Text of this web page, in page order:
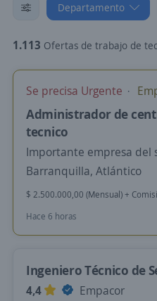
Departamento
1.113 Ofertas de trabajo de tecnico de
Se precisa Urgente
Administrador de
tecnico
Importante empresa del
Barranquilla, Atlántico
$ 2.500.000,00 (Mensual) +
Hace 6 horas
Ingeniero Técnico de
4,4
Empacor